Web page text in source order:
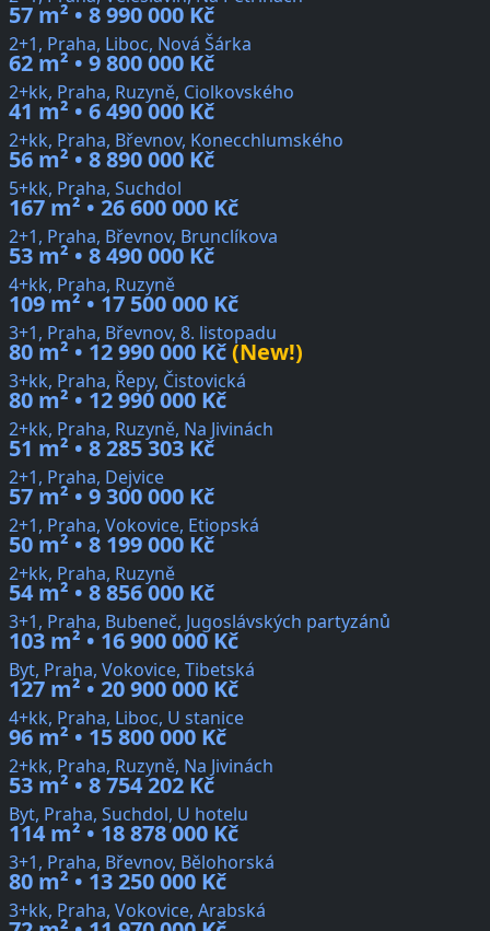
57 m² • 8 990 000 Kč
2+1, Praha, Liboc, Nová Šárka
62 m² • 9 800 000 Kč
2+kk, Praha, Ruzyně, Ciolkovského
41 m² • 6 490 000 Kč
2+kk, Praha, Břevnov, Konecchlumského
56 m² • 8 890 000 Kč
5+kk, Praha, Suchdol
167 m² • 26 600 000 Kč
2+1, Praha, Břevnov, Brunclíkova
53 m² • 8 490 000 Kč
4+kk, Praha, Ruzyně
109 m² • 17 500 000 Kč
3+1, Praha, Břevnov, 8. listopadu
80 m² • 12 990 000 Kč(New!)
3+kk, Praha, Řepy, Čistovická
80 m² • 12 990 000 Kč
2+kk, Praha, Ruzyně, Na Jivinách
51 m² • 8 285 303 Kč
2+1, Praha, Dejvice
57 m² • 9 300 000 Kč
2+1, Praha, Vokovice, Etiopská
50 m² • 8 199 000 Kč
2+kk, Praha, Ruzyně
54 m² • 8 856 000 Kč
3+1, Praha, Bubeneč, Jugoslávských partyzánů
103 m² • 16 900 000 Kč
Byt, Praha, Vokovice, Tibetská
127 m² • 20 900 000 Kč
4+kk, Praha, Liboc, U stanice
96 m² • 15 800 000 Kč
2+kk, Praha, Ruzyně, Na Jivinách
53 m² • 8 754 202 Kč
Byt, Praha, Suchdol, U hotelu
114 m² • 18 878 000 Kč
3+1, Praha, Břevnov, Bělohorská
80 m² • 13 250 000 Kč
3+kk, Praha, Vokovice, Arabská